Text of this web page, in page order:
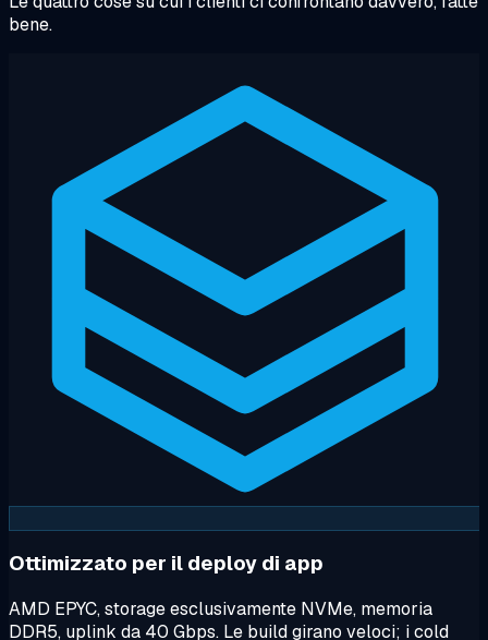
bene.
Ottimizzato per il deploy di app
AMD EPYC, storage esclusivamente NVMe, memoria
DDR5, uplink da 40 Gbps. Le build girano veloci; i cold